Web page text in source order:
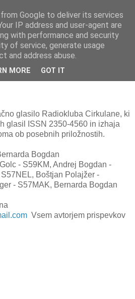
Radiokluba
glasilo Radiokluba Cirkulane, ki
glasil ISSN 2350-4560 in izhaja
ob posebnih priložnostih.
Bogdan
- S59KM, Andrej Bogdan -
Boštjan Polajžer -
- S57MAK, Bernarda Bogdan
Vsem avtorjem prispevkov
Google to deliver its services
IP address and user-agent are
with performance and security
of service, generate usage
and address abuse.
MORE GOT IT